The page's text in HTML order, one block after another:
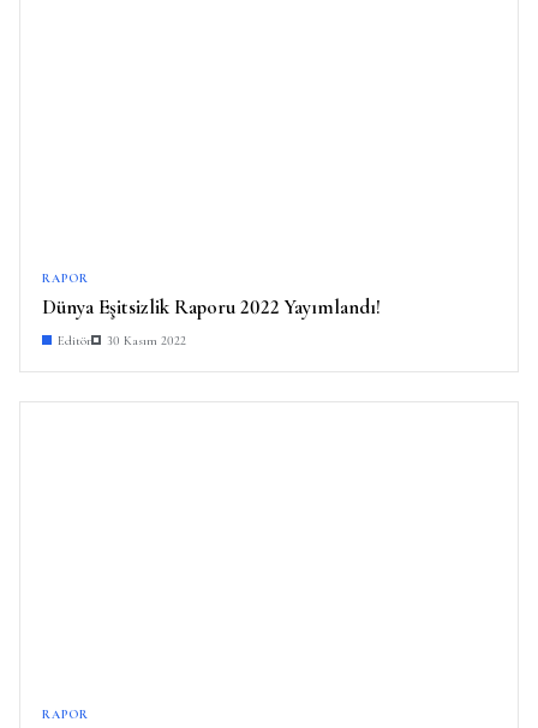
RAPOR
Dünya Eşitsizlik Raporu 2022 Yayımlandı!
Editör 30 Kasım 2022
RAPOR